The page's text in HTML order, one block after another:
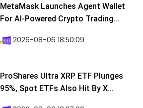
MetaMask Launches Agent Wallet
For AI-Powered Crypto Trading...
2026-08-06 18:50:09
ProShares Ultra XRP ETF Plunges
95%, Spot ETFs Also Hit By X...